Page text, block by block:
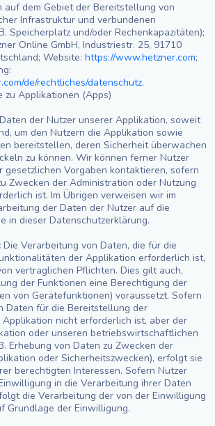
dem Gebiet der Bereitstellung von
Infrastruktur und verbundenen
Speicherplatz und/oder Rechenkapazitäten);
Online GmbH, Industriestr. 25, 91710
Website: https://www.hetzner.com;
de/rechtliches/datenschutz.
zu Applikationen (Apps)
der Nutzer unserer Applikation, soweit
um den Nutzern die Applikation sowie
bereitstellen, deren Sicherheit überwachen
zu können. Wir können ferner Nutzer
gesetzlichen Vorgaben kontaktieren, sofern
Zwecken der Administration oder Nutzung
ist. Im Übrigen verweisen wir im
der Daten der Nutzer auf die
in dieser Datenschutzerklärung.
Die Verarbeitung von Daten, die für die
der Applikation erforderlich ist,
vertraglichen Pflichten. Dies gilt auch,
der Funktionen eine Berechtigung der
von Gerätefunktionen) voraussetzt. Sofern
Daten für die Bereitstellung der
nicht erforderlich ist, aber der
oder unseren betriebswirtschaftlichen
Erhebung von Daten zu Zwecken der
oder Sicherheitszwecken), erfolgt sie
berechtigten Interessen. Sofern Nutzer
in die Verarbeitung ihrer Daten
die Verarbeitung der von der Einwilligung
Grundlage der Einwilligung.